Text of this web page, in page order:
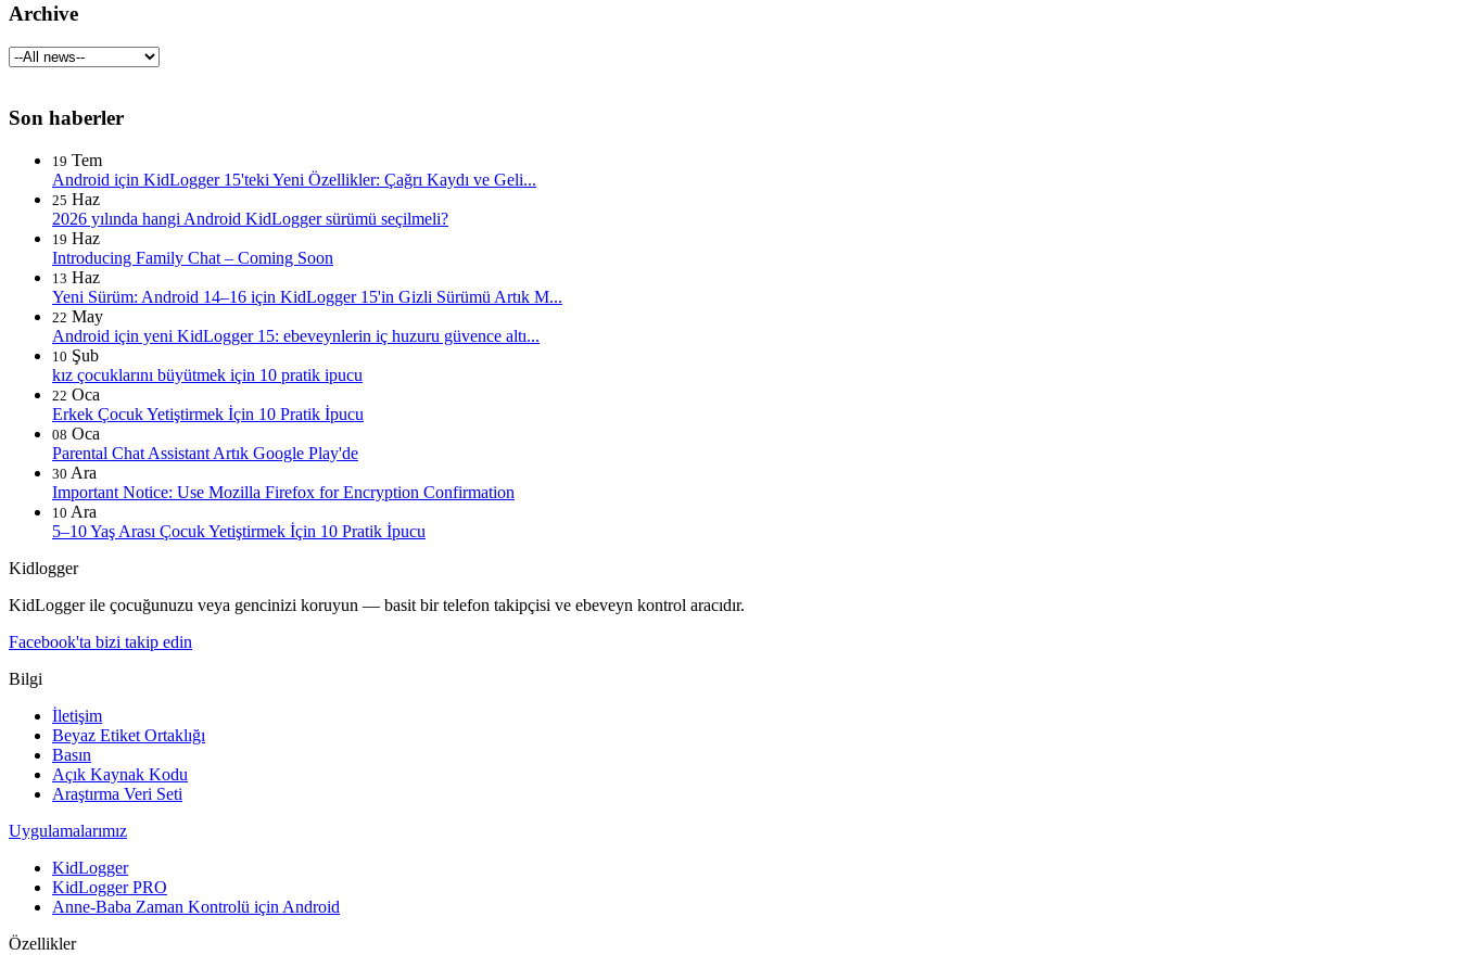
Archive
Son haberler
19 Tem
Android için KidLogger 15'teki Yeni Özellikler: Çağrı Kaydı ve Geli...
25 Haz
2026 yılında hangi Android KidLogger sürümü seçilmeli?
19 Haz
Introducing Family Chat – Coming Soon
13 Haz
Yeni Sürüm: Android 14–16 için KidLogger 15'in Gizli Sürümü Artık M...
22 May
Android için yeni KidLogger 15: ebeveynlerin iç huzuru güvence altı...
10 Şub
kız çocuklarını büyütmek için 10 pratik ipucu
22 Oca
Erkek Çocuk Yetiştirmek İçin 10 Pratik İpucu
08 Oca
Parental Chat Assistant Artık Google Play'de
30 Ara
Important Notice: Use Mozilla Firefox for Encryption Confirmation
10 Ara
5–10 Yaş Arası Çocuk Yetiştirmek İçin 10 Pratik İpucu
Kidlogger
KidLogger ile çocuğunuzu veya gencinizi koruyun — basit bir telefon takipçisi ve ebeveyn kontrol aracıdır.
Facebook'ta bizi takip edin
Bilgi
İletişim
Beyaz Etiket Ortaklığı
Basın
Açık Kaynak Kodu
Araştırma Veri Seti
Uygulamalarımız
KidLogger
KidLogger PRO
Anne-Baba Zaman Kontrolü için Android
Özellikler